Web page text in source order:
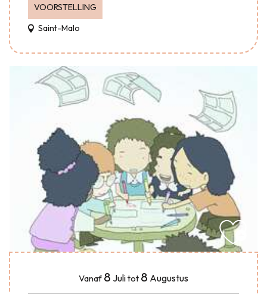
VOORSTELLING
Saint-Malo
Vanaf 8 Julitot 8 Augustus